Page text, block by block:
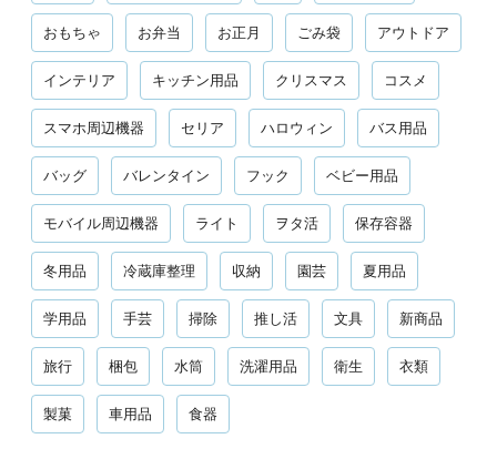
おもちゃ お弁当 お正月 ごみ袋 アウトドア
インテリア キッチン用品 クリスマス コスメ
スマホ周辺機器 セリア ハロウィン バス用品
バッグ バレンタイン フック ベビー用品
モバイル周辺機器 ライト ヲタ活 保存容器
冬用品 冷蔵庫整理 収納 園芸 夏用品
学用品 手芸 掃除 推し活 文具 新商品
旅行 梱包 水筒 洗濯用品 衛生 衣類
製菓 車用品 食器